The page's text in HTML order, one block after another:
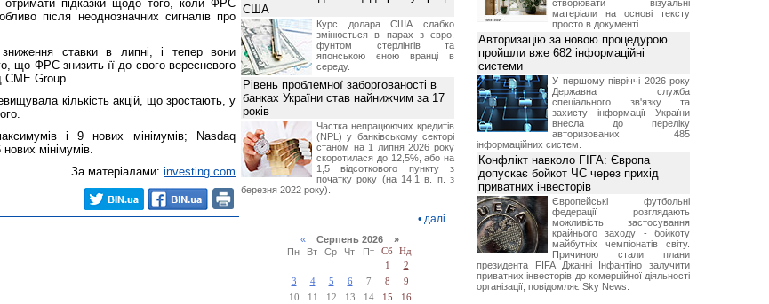
підказки щодо того, коли ФРС
після неоднозначних сигналів про
ставки в липні, і тепер вони
що ФРС знизить її до свого вересневого
CME Group.
кількість акцій, що зростають, у
і 9 нових мінімумів; Nasdaq
мінімумів.
За матеріалами: investing.com
США
Курс долара США слабко
змінюється в парах з євро,
фунтом стерлінгів та
японською єною вранці в
середу.
Рівень проблемної заборгованості в
банках України став найнижчим за 17
років
Частка непрацюючих кредитів
(NPL) у банківському секторі
станом на 1 липня 2026 року
скоротилася до 12,5%, або на
1,5 відсоткового пункту з
початку року (на 14,1 в. п. з
березня 2022 року).
• далі...
«Серпень 2026 »
Пн
Вт Ср Чт Пт Сб
Нд
1
2
3
4 5 6 7 8
9
10
11 12 13 14 15 16
створювати візуальні
матеріали на основі тексту
просто в документі.
Авторизацію за новою процедурою
пройшли вже 682 інформаційні
системи
У першому півріччі 2026 року
Державна служба
спеціального зв'язку та
захисту інформації України
внесла до переліку
авторизованих 485
інформаційних систем.
Конфлікт навколо FIFA: Європа
допускає бойкот ЧС через прихід
приватних інвесторів
Європейські футбольні
федерації розглядають
можливість застосування
крайнього заходу - бойкоту
майбутніх чемпіонатів світу.
Причиною стали плани
президента FIFA Джанні Інфантіно залучити
приватних інвесторів до комерційної діяльності
організації, повідомляє Sky News.